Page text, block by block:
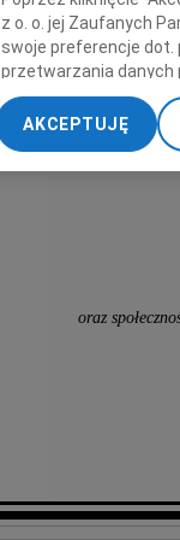
oraz
z o. o. jej Zaufanych
swoje preferencje dot.
przetwarzania danych
„Ustawienia
My, nasi Zaufani
dokładnych danych
Przechowywanie
AKCEPTUJĘ